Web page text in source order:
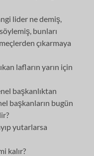
lider ne demiş,
bunları
çıkarmaya
lafların yarın için
başkanlıktan
başkanların bugün
yutarlarsa
kalır?